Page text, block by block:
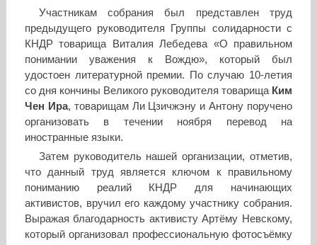
Участникам собрания был представлен труд
предыдущего руководителя Группы солидарности с
КНДР товарища Виталия Лебедева «О правильном
понимании уважения к Вождю», который был
удостоен литературной премии. По случаю 10-летия
со дня кончины Великого руководителя товарища Ким
Чен Ира, товарищам Ли Цзичжэну и Антону поручено
организовать в течении ноября перевод на
иностранные языки.
Затем руководитель нашей организации, отметив,
что данный труд является ключом к правильному
пониманию реалий КНДР для начинающих
активистов, вручил его каждому участнику собрания.
Выражая благодарность активисту Артёму Невскому,
который организовал профессиональную фотосъёмку